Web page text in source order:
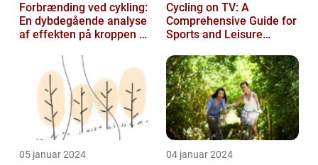
Forbrænding ved cykling:
En dybdegående analyse
af effekten på kroppen og
Cycling on TV: A
Comprehensive Guide for
Sports and Leisure
05 januar 2024 04 januar 2024